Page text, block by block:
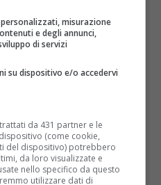
e playstation
Sono ancora in
misurazione
e degli annunci,
di servizi
su dispositivo e/o accedervi
da 431 partner e le
(come cookie,
del dispositivo) potrebbero
da loro visualizzate e
nello specifico da questo
utilizzare dati di